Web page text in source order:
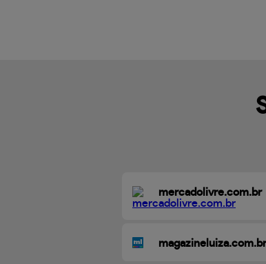
mercadolivre.com.br
magazineluiza.com.br